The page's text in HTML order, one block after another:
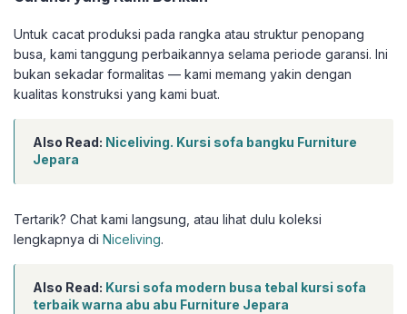
Untuk cacat produksi pada rangka atau struktur penopang
busa, kami tanggung perbaikannya selama periode garansi. Ini
bukan sekadar formalitas — kami memang yakin dengan
kualitas konstruksi yang kami buat.
Also Read: Niceliving. Kursi sofa bangku Furniture
Jepara
Tertarik? Chat kami langsung, atau lihat dulu koleksi
lengkapnya di Niceliving.
Also Read: Kursi sofa modern busa tebal kursi sofa
terbaik warna abu abu Furniture Jepara